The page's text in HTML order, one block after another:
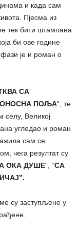
и када сам
Пјесма из
тек бити штампана
би ове године
фази је и роман о
СА
ПОЉА“, те
селу, Великој
угледао и роман
сам се
чега резултат су
ОКА ДУШЕ“, “СА
су заступљене у